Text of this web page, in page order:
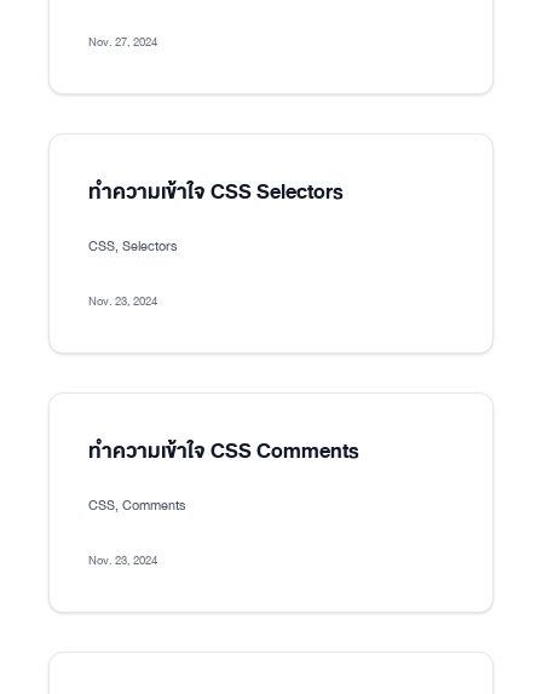
Nov. 27, 2024
ทำความเข้าใจ CSS Selectors
CSS, Selectors
Nov. 23, 2024
ทำความเข้าใจ CSS Comments
CSS, Comments
Nov. 23, 2024